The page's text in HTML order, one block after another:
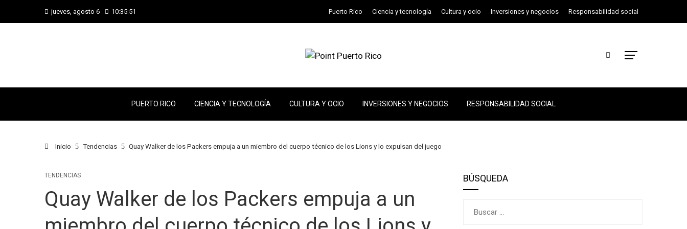
jueves, agosto 6 10:35:52 Puerto Rico Ciencia y tecnología Cultura y ocio Inversiones y negocios Responsabilidad social
PUERTO RICO CIENCIA Y TECNOLOGÍA CULTURA Y OCIO INVERSIONES Y NEGOCIOS RESPONSABILIDAD SOCIAL
Inicio Tendencias Quay Walker de los Packers empuja a un miembro del cuerpo técnico de los Lions y lo expulsan del juego
TENDENCIAS
Quay Walker de los Packers empuja a un
BÚSQUEDA